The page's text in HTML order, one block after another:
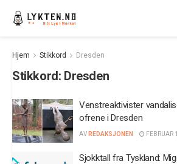
Hjem Stikkord Dresden
Stikkord: Dresden
Venstreaktivister
ofrene i Dresden
AV REDAKSJONEN FEBRUAR
Sjokktall fra Tyskland: